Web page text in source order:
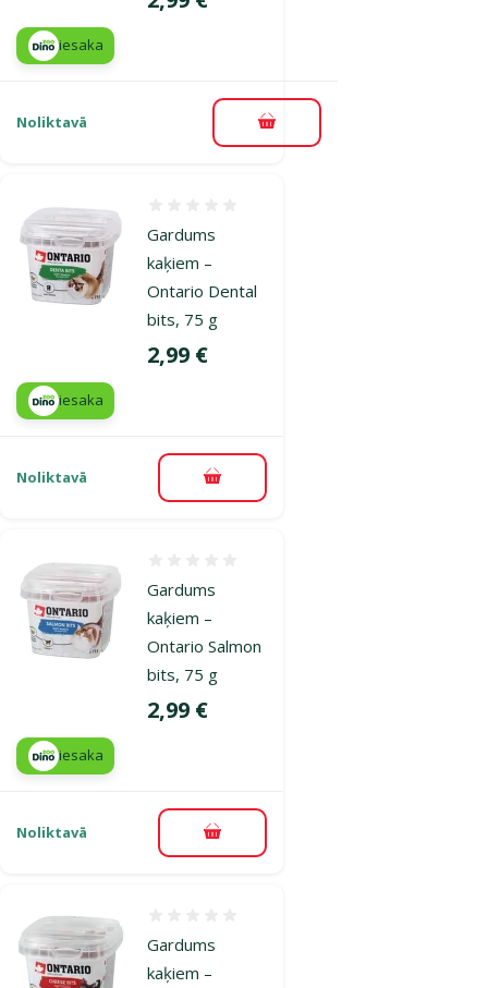
iesaka
Noliktavā Pievienot grozam
Gardums
kaķiem –
Ontario Dental
bits, 75 g
Cena
2,99 €
iesaka
Noliktavā Pievienot grozam
Gardums
kaķiem –
Ontario Salmon
bits, 75 g
Cena
2,99 €
iesaka
Noliktavā Pievienot grozam
Gardums
kaķiem –